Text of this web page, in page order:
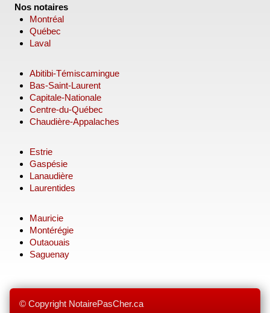
Nos notaires
Montréal
Québec
Laval
Abitibi-Témiscamingue
Bas-Saint-Laurent
Capitale-Nationale
Centre-du-Québec
Chaudière-Appalaches
Estrie
Gaspésie
Lanaudière
Laurentides
Mauricie
Montérégie
Outaouais
Saguenay
© Copyright NotairePasCher.ca